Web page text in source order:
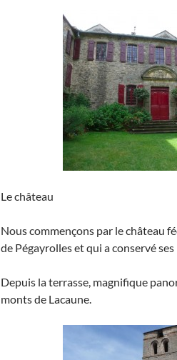
Le château
Nous commençons par le château
de Pégayrolles et qui a conservé
Depuis la terrasse, magnifique
monts de Lacaune.